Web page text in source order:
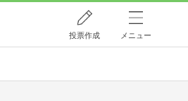
投票作成 メニュー